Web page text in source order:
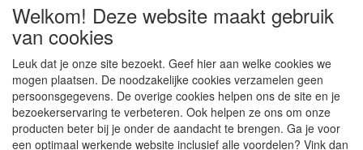
CONTACTGEGEVENS
www.pettowel.nl
Laan van Swaensteijn 14
2271VB VOORBURG
Welkom! Deze website maakt gebruik
van cookies
Leuk dat je onze site bezoekt. Geef hier aan welke cookies we
mogen plaatsen. De noodzakelijke cookies verzamelen geen
persoonsgegevens. De overige cookies helpen ons de site en je
bezoekerservaring te verbeteren. Ook helpen ze ons om onze
producten beter bij je onder de aandacht te brengen. Ga je voor
een optimaal werkende website inclusief alle voordelen? Vink dan